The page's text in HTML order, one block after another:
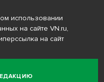
использовании
на сайте VN.ru,
на сайт